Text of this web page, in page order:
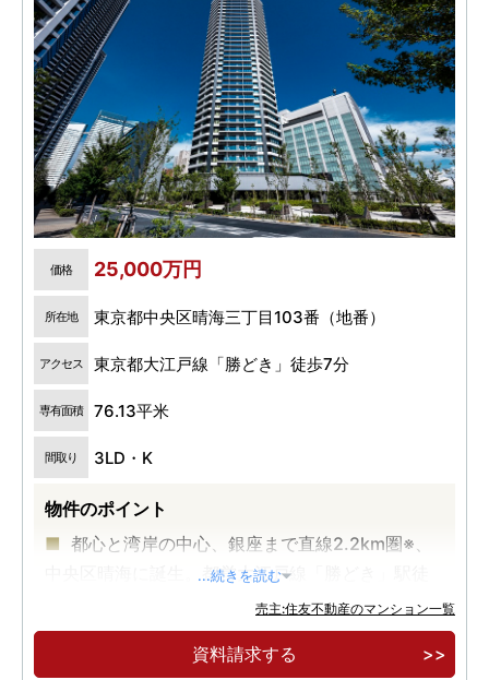
価格 25,000万円
所在地 東京都中央区晴海三丁目103番（地番）
アクセス 東京都大江戸線「勝どき」徒歩7分
専有面積 76.13平米
間取り 3LD・K
物件のポイント
都心と湾岸の中心、銀座まで直線2.2km圏※、
中央区晴海に誕生。都営大江戸線「勝どき」駅徒
地上33階建・全352邸の免震構造・大規模タワ
ーレジデンス。広大な敷地に緑豊かなランドスケ
...続きを読む
売主:住友不動産のマンション一覧
資料請求する